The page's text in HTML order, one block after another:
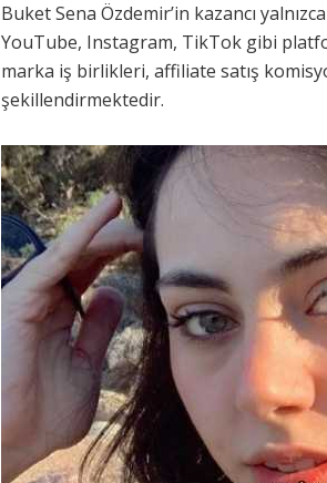
Buket Sena Özdemir’in kazancı
YouTube, Instagram, TikTok gibi
marka iş birlikleri, affiliate satış
şekillendirmektedir.